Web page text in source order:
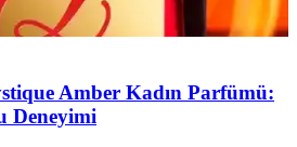
Amber Kadın Parfümü:
Deneyimi